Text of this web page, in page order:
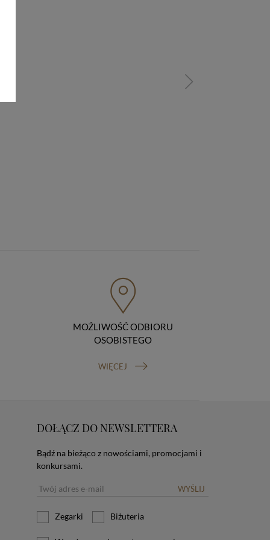
MOŹLIWOŚĆ ODBIORU
OSOBISTEGO
WIĘCEJ
DOŁĄCZ DO NEWSLETTERA
Bądź na bieżąco z nowościami, promocjami i
konkursami.
WYŚLIJ
Zegarki Biżuteria